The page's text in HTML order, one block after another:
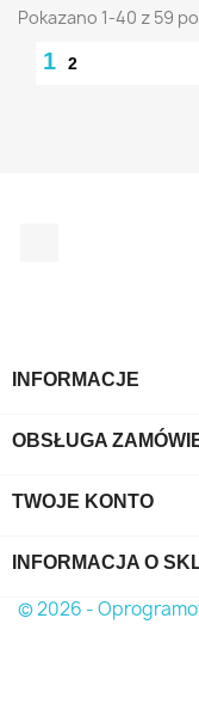
Pokazano 1-40 z 59
1 2
INFORMACJE
OBSŁUGA
TWOJE KONTO
INFORMACJA O
© 2026 -